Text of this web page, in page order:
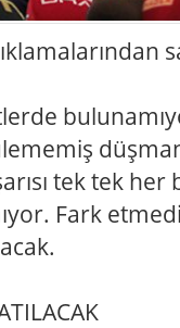
tek tek her
Fark